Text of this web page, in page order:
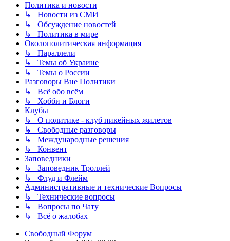
Политика и новости
↳ Новости из СМИ
↳ Обсуждение новостей
↳ Политика в мире
Околополитическая информация
↳ Параллели
↳ Темы об Украине
↳ Темы о России
Разговоры Вне Политики
↳ Всё обо всём
↳ Хобби и Блоги
Клубы
↳ О политике - клуб пикейных жилетов
↳ Свободные разговоры
↳ Международные решения
↳ Конвент
Заповедники
↳ Заповедник Троллей
↳ Флуд и Флейм
Административные и технические Вопросы
↳ Технические вопросы
↳ Вопросы по Чату
↳ Всё о жалобах
Свободный Форум